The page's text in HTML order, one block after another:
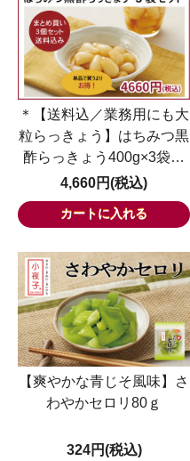
＊【送料込／業務用にも大
粒らっきょう】はちみつ黒
酢らっきょう400g×3袋セ
ット
4,660円(税込)
【爽やかな青じそ風味】さ
わやかセロリ80ｇ
324円(税込)